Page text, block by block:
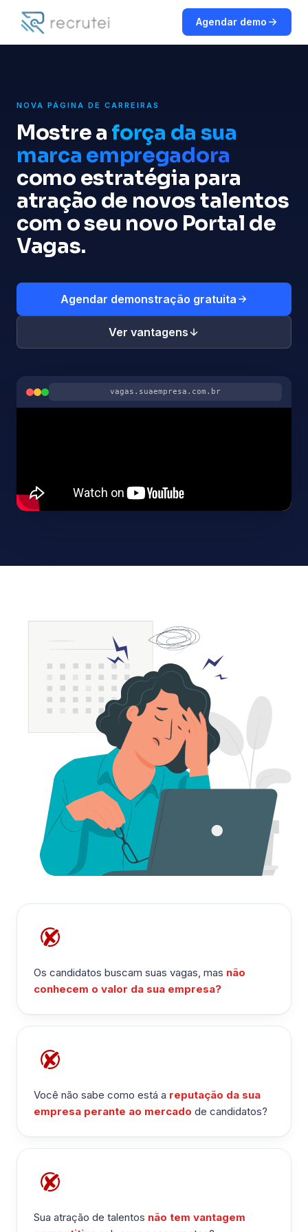
Agendar demo
NOVA PÁGINA DE CARREIRAS
Mostre a força da sua
marca empregadora
como estratégia para
atração de novos talentos
com o seu novo Portal de
Vagas.
Agendar demonstração gratuita
Ver vantagens
vagas.suaempresa.com.br
Os candidatos buscam suas vagas, mas não
conhecem o valor da sua empresa?
Você não sabe como está a reputação da sua
empresa perante ao mercado de candidatos?
Sua atração de talentos não tem vantagem